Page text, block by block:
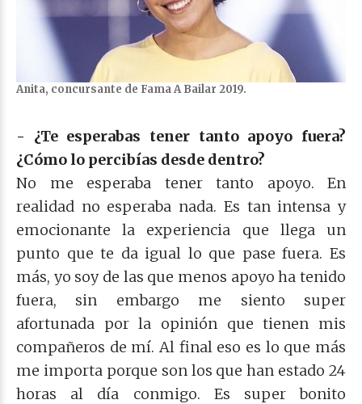
Anita, concursante de Fama A Bailar 2019.
- ¿Te esperabas tener tanto apoyo fuera?
¿Cómo lo percibías desde dentro?
No me esperaba tener tanto apoyo. En
realidad no esperaba nada. Es tan intensa y
emocionante la experiencia que llega un
punto que te da igual lo que pase fuera. Es
más, yo soy de las que menos apoyo ha tenido
fuera, sin embargo me siento super
afortunada por la opinión que tienen mis
compañeros de mí. Al final eso es lo que más
me importa porque son los que han estado 24
horas al día conmigo. Es super bonito